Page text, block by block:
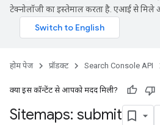
टेक्नोलॉजी का इस्तेमाल करता है. एआई से मिले
होम पेज प्रॉडक्ट Search Console API
क्या इस कॉन्टेंट से आपको मदद मिली?
Sitemaps: submit